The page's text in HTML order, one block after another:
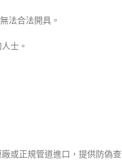
法合法開具。
士。
或正規管道進口，提供防偽